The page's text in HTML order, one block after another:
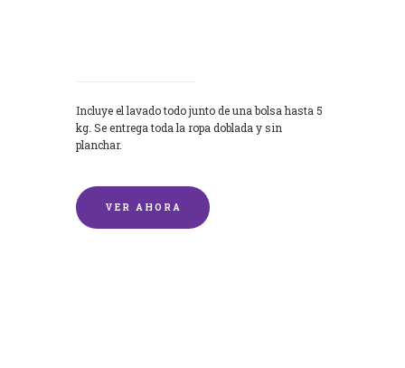
Incluye el lavado todo junto de una bolsa hasta 5
kg. Se entrega toda la ropa doblada y sin
planchar.
VER AHORA